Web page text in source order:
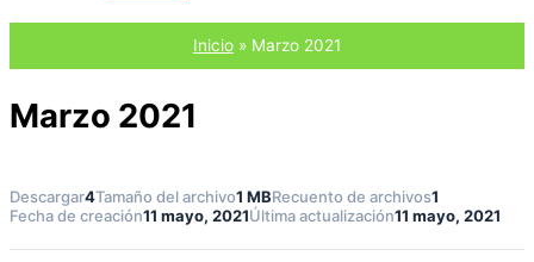
Inicio Marzo 2021
Marzo 2021
Descargar4Tamaño del archivo1 MBRecuento de archivos1
Fecha de creación11 mayo, 2021Última actualización11 mayo, 2021